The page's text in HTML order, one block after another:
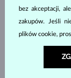
bez akceptacji,
zakupów. Jeśli
plików cookie,